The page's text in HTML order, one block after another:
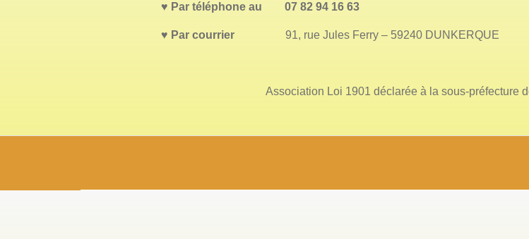
♥ Par téléphone au 07 82 94 16 63
♥ Par courrier 91, rue Jules Ferry – 59240 DUNKERQUE
Association Loi 1901 déclarée à la sous-préfecture